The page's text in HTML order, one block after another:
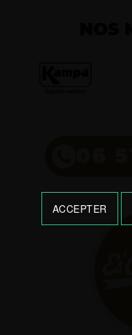
ACCEPTER